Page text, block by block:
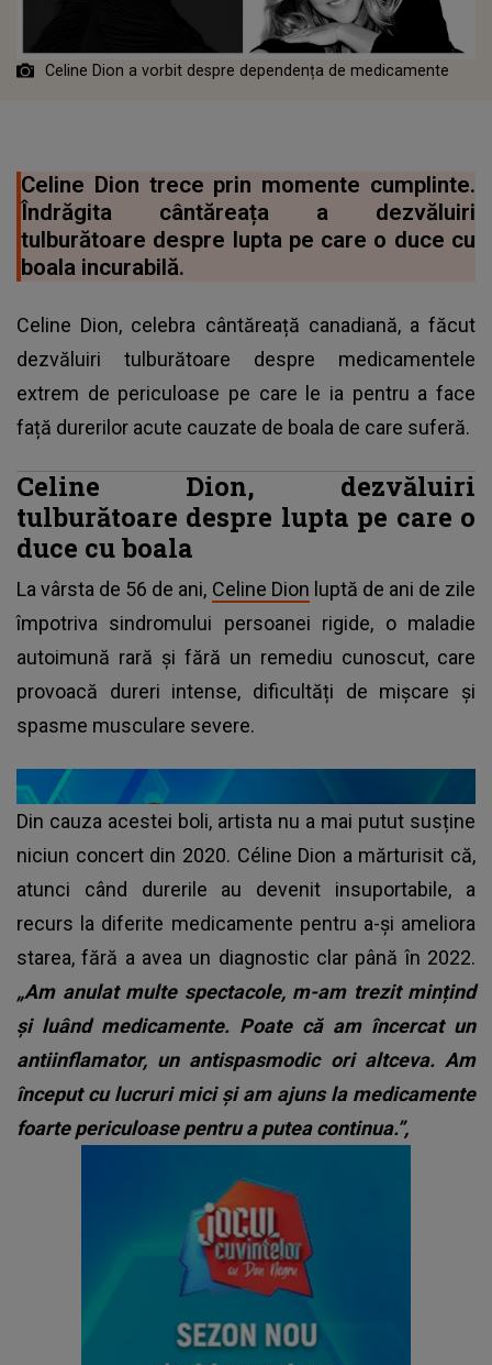
Celine Dion a vorbit despre dependența de medicamente
Celine Dion trece prin momente cumplinte.
Îndrăgita cântăreața a dezvăluiri
tulburătoare despre lupta pe care o duce cu
boala incurabilă.
Celine Dion, celebra cântăreață canadiană, a făcut
dezvăluiri tulburătoare despre medicamentele
extrem de periculoase pe care le ia pentru a face
față durerilor acute cauzate de boala de care suferă.
Celine Dion, dezvăluiri
tulburătoare despre lupta pe care o
duce cu boala
La vârsta de 56 de ani, Celine Dion luptă de ani de zile
împotriva sindromului persoanei rigide, o maladie
autoimună rară și fără un remediu cunoscut, care
provoacă dureri intense, dificultăți de mișcare și
spasme musculare severe.
Din cauza acestei boli, artista nu a mai putut susține
niciun concert din 2020. Céline Dion a mărturisit că,
atunci când durerile au devenit insuportabile, a
recurs la diferite medicamente pentru a-și ameliora
starea, fără a avea un diagnostic clar până în 2022.
„Am anulat multe spectacole, m-am trezit mințind
și luând medicamente. Poate că am încercat un
antiinflamator, un antispasmodic ori altceva. Am
început cu lucruri mici și am ajuns la medicamente
foarte periculoase pentru a putea continua.”,